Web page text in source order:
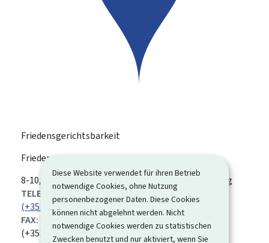
Diese Website verwendet für ihren Betrieb
notwendige Cookies, ohne Nutzung
personenbezogener Daten. Diese Cookies
können nicht abgelehnt werden. Nicht
notwendige Cookies werden zu statistischen
Zwecken benutzt und nur aktiviert, wenn Sie
Friedensgerichtsbarkeit
Friedensgerichtsbarkeit Diekirch
ADRESSE:
8-10, Place Joseph Bech L-9211
Luxemburg
TELEFON:
(+352) 80 88 53-1
FAX:
(+352) 80 41 90